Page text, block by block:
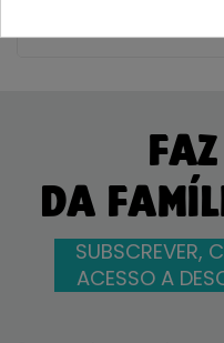
DA
SUBSCREVER,
ACESSO A